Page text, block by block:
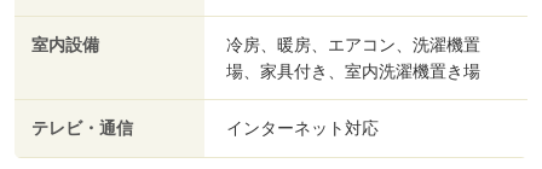
室内設備
冷房、暖房、エアコン、洗濯機置
場、家具付き、室内洗濯機置き場
テレビ・通信 インターネット対応